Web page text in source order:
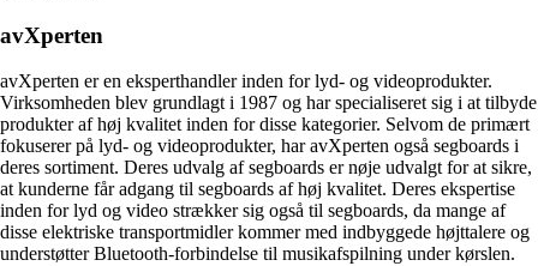
avXperten
avXperten er en eksperthandler inden for lyd- og videoprodukter.
Virksomheden blev grundlagt i 1987 og har specialiseret sig i at tilbyde
produkter af høj kvalitet inden for disse kategorier. Selvom de primært
fokuserer på lyd- og videoprodukter, har avXperten også segboards i
deres sortiment. Deres udvalg af segboards er nøje udvalgt for at sikre,
at kunderne får adgang til segboards af høj kvalitet. Deres ekspertise
inden for lyd og video strækker sig også til segboards, da mange af
disse elektriske transportmidler kommer med indbyggede højttalere og
understøtter Bluetooth-forbindelse til musikafspilning under kørslen.